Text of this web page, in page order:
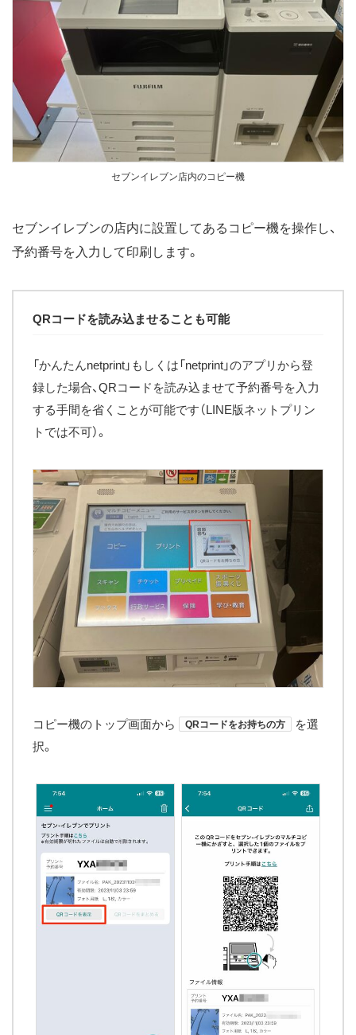
セブンイレブン店内のコピー機
セブンイレブンの店内に設置してあるコピー機を操作し、
予約番号を入力して印刷します。
QRコードを読み込ませることも可能
「かんたんnetprint」もしくは「netprint」のアプリから登
録した場合、QRコードを読み込ませて予約番号を入力
する手間を省くことが可能です（LINE版ネットプリン
トでは不可）。
コピー機のトップ画面から QRコードをお持ちの方
を選
択。